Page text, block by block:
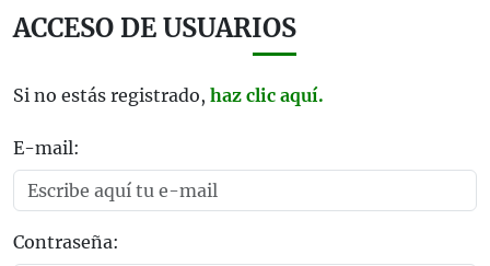
ACCESO DE USUARIOS
Si no estás registrado, haz clic aquí.
E-mail:
Contraseña: